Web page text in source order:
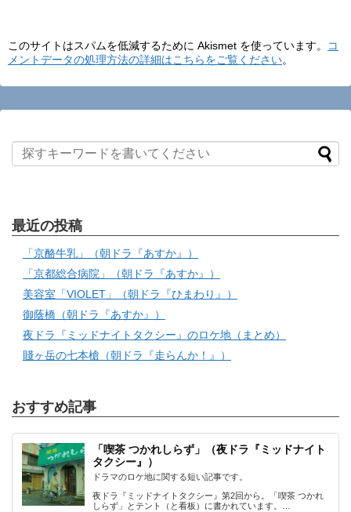
このサイトはスパムを低減するために Akismet を使っています。
コ
メントデータの処理方法の詳細はこちらをご覧ください。
最近の投稿
「京酪牛乳」（朝ドラ『あすか』）
「京都総合病院」（朝ドラ『あすか』）
美容室「VIOLET」（朝ドラ『ひまわり』）
御蔭橋（朝ドラ『あすか』）
夜ドラ『ミッドナイトタクシー』のロケ地（まとめ）
賤ヶ岳の七本槍（朝ドラ『走らんか！』）
おすすめ記事
「喫茶 つかれしらず」（夜ドラ『ミッドナイト
タクシー』）
ドラマのロケ地に関する短い記事です。
夜ドラ『ミッドナイトタクシー』第2回から。「喫茶 つかれ
しらず」とテント（と看板）に書かれています。…